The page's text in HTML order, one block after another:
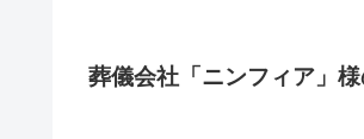
葬儀会社「ニンフィア」